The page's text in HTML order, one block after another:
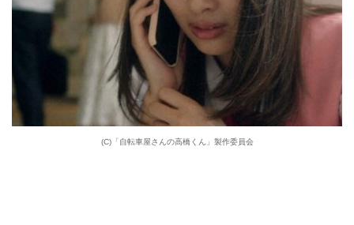
(C)「自転車屋さんの高橋くん」製作委員会